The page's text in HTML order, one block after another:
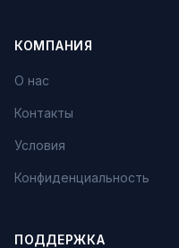
КОМПАНИЯ
О нас
Контакты
Условия
Конфиденциальность
ПОДДЕРЖКА